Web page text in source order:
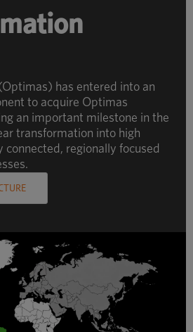
has entered into an
to acquire Optimas
an important milestone in the
transformation into high
connected, regionally focused